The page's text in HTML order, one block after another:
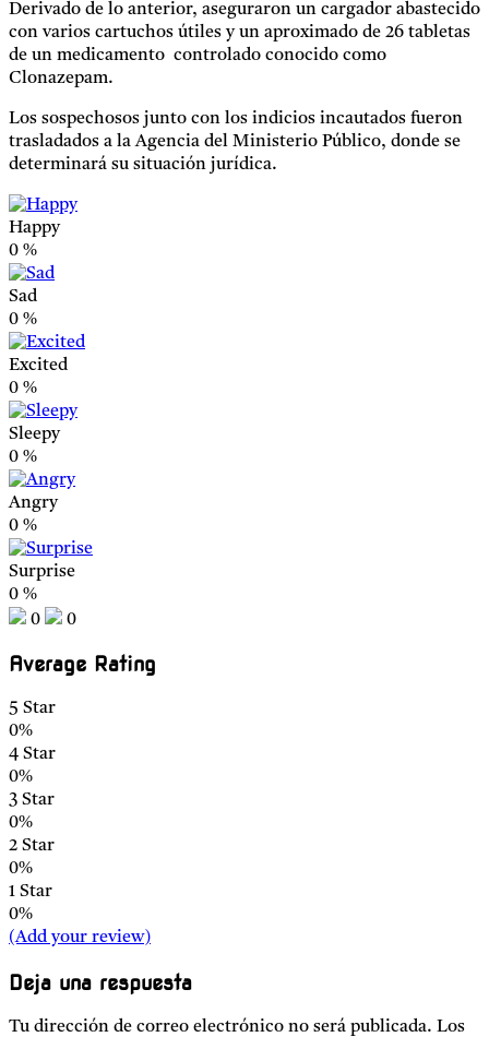
Derivado de lo anterior, aseguraron un cargador abastecido
con varios cartuchos útiles y un aproximado de 26 tabletas
de un medicamento controlado conocido como
Clonazepam.
Los sospechosos junto con los indicios incautados fueron
trasladados a la Agencia del Ministerio Público, donde se
determinará su situación jurídica.
Happy
0 %
Sad
0 %
Excited
0 %
Sleepy
0 %
Angry
0 %
Surprise
0 %
0
0
Average Rating
5 Star
0%
4 Star
0%
3 Star
0%
2 Star
0%
1 Star
0%
(Add your review)
Deja una respuesta
Tu dirección de correo electrónico no será publicada. Los